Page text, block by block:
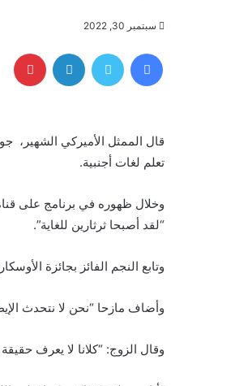
سبتمبر 30, 2022
فيسبوك تويتر لينكدإن
تعلم لغات أجنبية.
“لقد أصبحا ثرثارين للغاية”.
وتابع النجم الفائز بجائزة
وأضاف مازحا “نحن لا نتحدث
وقال الزوج: “كلانا لا يعرف